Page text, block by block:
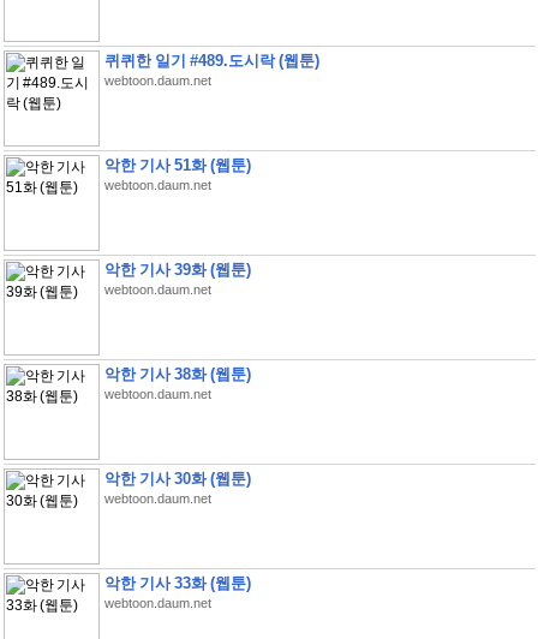
퀴퀴한 일기 #489.도시락 (웹툰)
webtoon.daum.net
악한 기사 51화 (웹툰)
webtoon.daum.net
악한 기사 39화 (웹툰)
webtoon.daum.net
악한 기사 38화 (웹툰)
webtoon.daum.net
악한 기사 30화 (웹툰)
webtoon.daum.net
악한 기사 33화 (웹툰)
webtoon.daum.net